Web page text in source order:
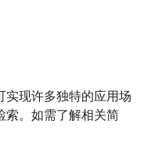
实现许多独特的应用场
索。如需了解相关简